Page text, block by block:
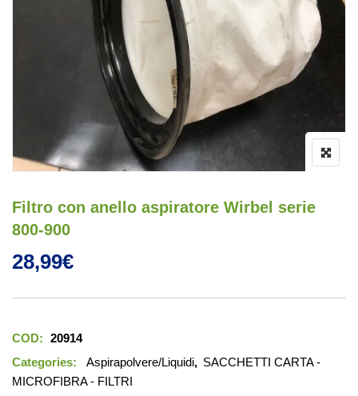
Filtro con anello aspiratore Wirbel serie
800-900
28,99€
COD: 20914
Categories:
Aspirapolvere/Liquidi, SACCHETTI CARTA -
MICROFIBRA - FILTRI